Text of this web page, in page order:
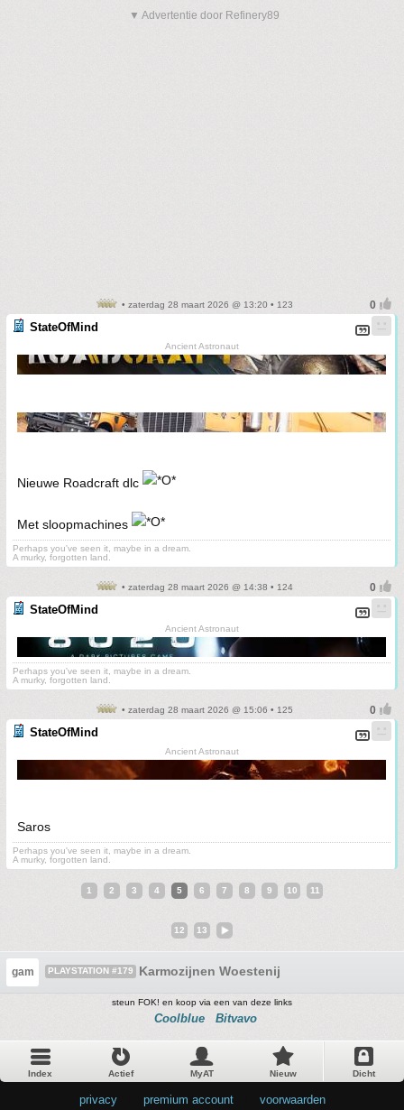
▼ Advertentie door Refinery89
• zaterdag 28 maart 2026 @ 13:20 • 123
StateOfMind
Ancient Astronaut
Nieuwe Roadcraft dlc
Met sloopmachines
Perhaps you've seen it, maybe in a dream.
A murky, forgotten land.
• zaterdag 28 maart 2026 @ 14:38 • 124
StateOfMind
Ancient Astronaut
Perhaps you've seen it, maybe in a dream.
A murky, forgotten land.
• zaterdag 28 maart 2026 @ 15:06 • 125
StateOfMind
Ancient Astronaut
Saros
Perhaps you've seen it, maybe in a dream.
A murky, forgotten land.
1 2 3 4 5 6 7 8 9 10 11
12 13
gam PLAYSTATION #179 Karmozijnen Woestenij
steun FOK! en koop via een van deze links
Coolblue Bitvavo
Index Actief MyAT Nieuw Dicht
privacy premium account voorwaarden